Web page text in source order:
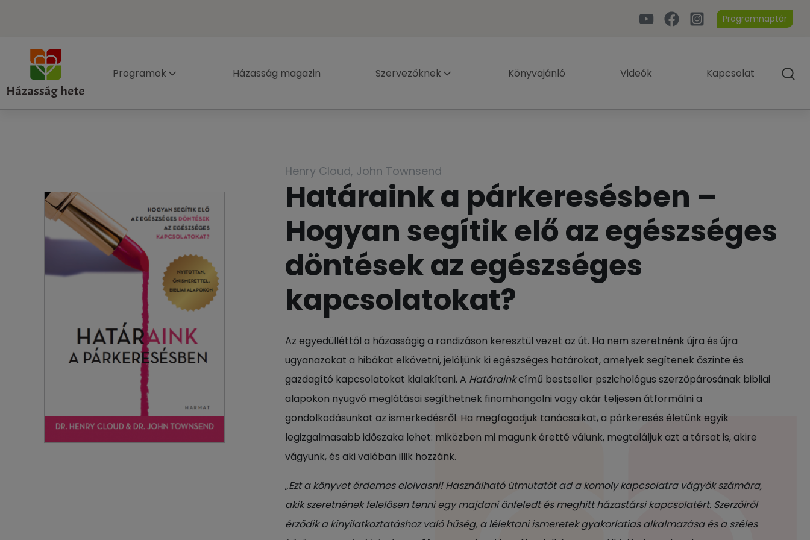
Programnaptár
Programok Házasság magazin Szervezőknek Könyvajánló Videók Kapcsolat
Henry Cloud, John Townsend
Határaink a párkeresésben –
Hogyan segítik elő az egészséges
döntések az egészséges
kapcsolatokat?
Az egyedülléttől a házasságig a randizáson keresztül vezet az út. Ha nem szeretnénk újra és újra
ugyanazokat a hibákat elkövetni, jelöljünk ki egészséges határokat, amelyek segítenek őszinte és
gazdagító kapcsolatokat kialakítani. A Határainkcímű bestseller pszichológus szerzőpárosának bibliai
alapokon nyugvó meglátásai segíthetnek finomhangolni vagy akár teljesen átformálni a
gondolkodásunkat az ismerkedésről. Ha megfogadjuk tanácsaikat, a párkeresés életünk egyik
legizgalmasabb időszaka lehet: miközben mi magunk éretté válunk, megtaláljuk azt a társat is, akire
vágyunk, és aki valóban illik hozzánk.
„Ezt a könyvet érdemes elolvasni! Használható útmutatót ad a komoly kapcsolatra vágyók számára,
akik szeretnének felelősen tenni egy majdani önfeledt és meghitt házastársi kapcsolatért. Szerzőiről
érződik a kinyilatkoztatáshoz való hűség, a lélektani ismeretek gyakorlatias alkalmazása és a széles